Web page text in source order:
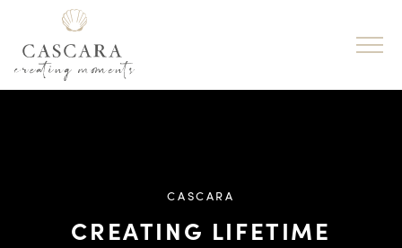
CASCARA
CREATING LIFETIME